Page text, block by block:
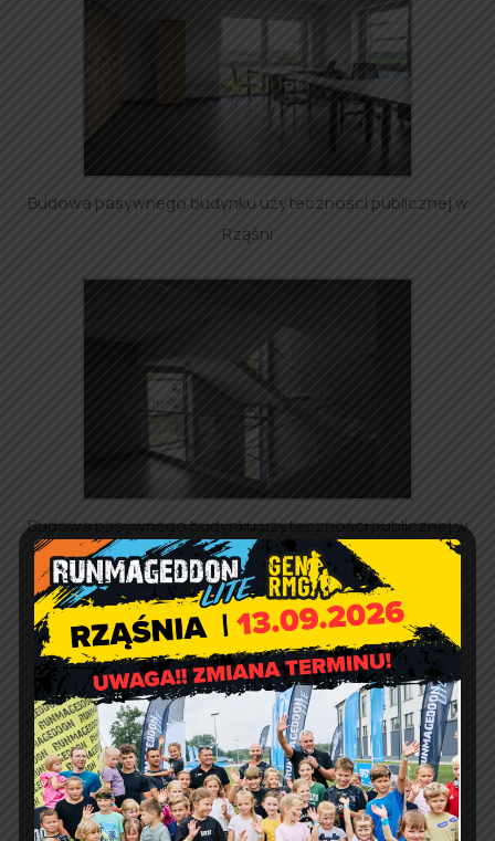
Budowa pasywnego budynku użyteczności publicznej w
Rząśni
Budowa pasywnego budynku użyteczności publicznej w
Rząśni